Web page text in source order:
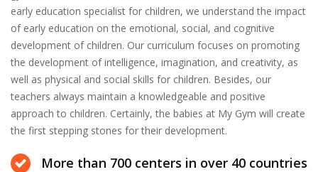
early education specialist for children, we understand the impact
of early education on the emotional, social, and cognitive
development of children. Our curriculum focuses on promoting
the development of intelligence, imagination, and creativity, as
well as physical and social skills for children. Besides, our
teachers always maintain a knowledgeable and positive
approach to children. Certainly, the babies at My Gym will create
the first stepping stones for their development.
More than 700 centers in over 40 countries